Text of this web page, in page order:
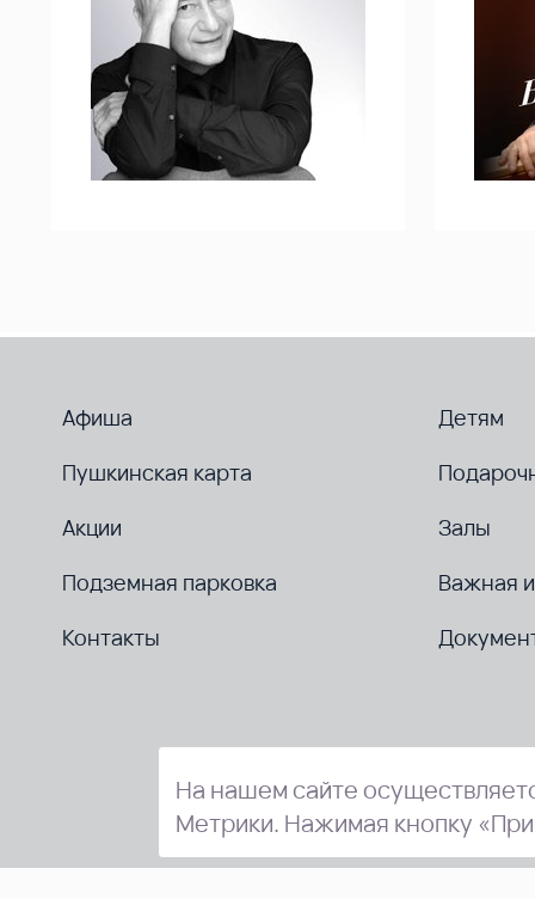
Афиша
Детям
Пушкинская карта
Акции
Залы
Подземная парковка
Важная
Контакты
На нашем сайте
Метрики. Нажимая кнопку